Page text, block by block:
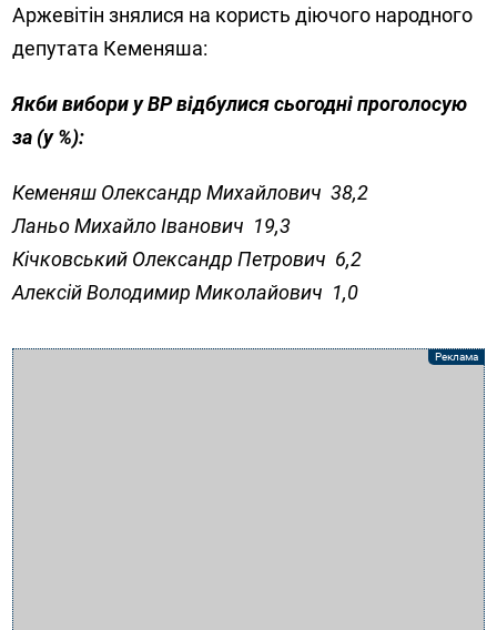
Аржевітін знялися на користь діючого народного
депутата Кеменяша:
Якби вибори у ВР відбулися сьогодні проголосую
за (у %):
Кеменяш Олександр Михайлович 38,2
Ланьо Михайло Іванович 19,3
Кічковський Олександр Петрович 6,2
Алексій Володимир Миколайович 1,0